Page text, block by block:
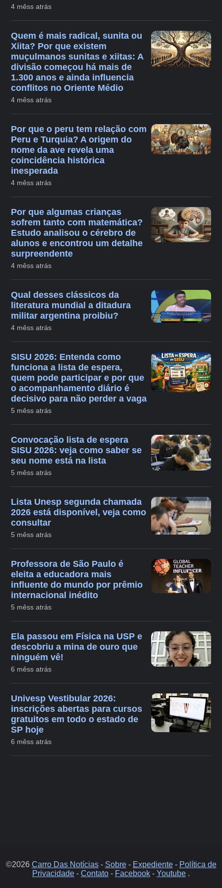
4 mêss atrás
Quem é mais radical, sunita ou
Xiita? Por que existem
muçulmanos sunitas e xiitas: A
divisão começou há mais de
1.300 anos e ainda influencia
conflitos no Oriente Médio
4 mêss atrás
Por que o peru tem relação com
Peru e Turquia? A origem do
nome da ave revela uma
coincidência histórica
inesperada
4 mêss atrás
Por que algumas crianças
sofrem tanto com matemática?
Estudo analisou o cérebro de
alunos e encontrou um detalhe
surpreendente
4 mêss atrás
Qual desses clássicos da
literatura mundial a ditadura
militar argentina proibiu?
4 mêss atrás
SISU 2026: Entenda como
funciona a lista de espera,
quem pode participar e por que
o acompanhamento diário é
decisivo para não perder a vaga
5 mêss atrás
Convocação lista de espera
SISU 2026: veja como saber se
seu nome está na lista
5 mêss atrás
Lista Unesp segunda chamada
2026 está disponível, veja como
consultar
5 mêss atrás
Professora de São Paulo é
eleita a educadora mais
influente do mundo por prêmio
internacional inédito
5 mêss atrás
Ela passou em Física na USP e
descobriu a mina de ouro que
ninguém vê!
6 mêss atrás
Univesp Vestibular 2026:
inscrições abertas para cursos
gratuitos em todo o estado de
SP hoje
6 mêss atrás
©2026 Carro Das Notícias- Sobre- Expediente- Política de
Privacidade - Contato - Facebook - Youtube .